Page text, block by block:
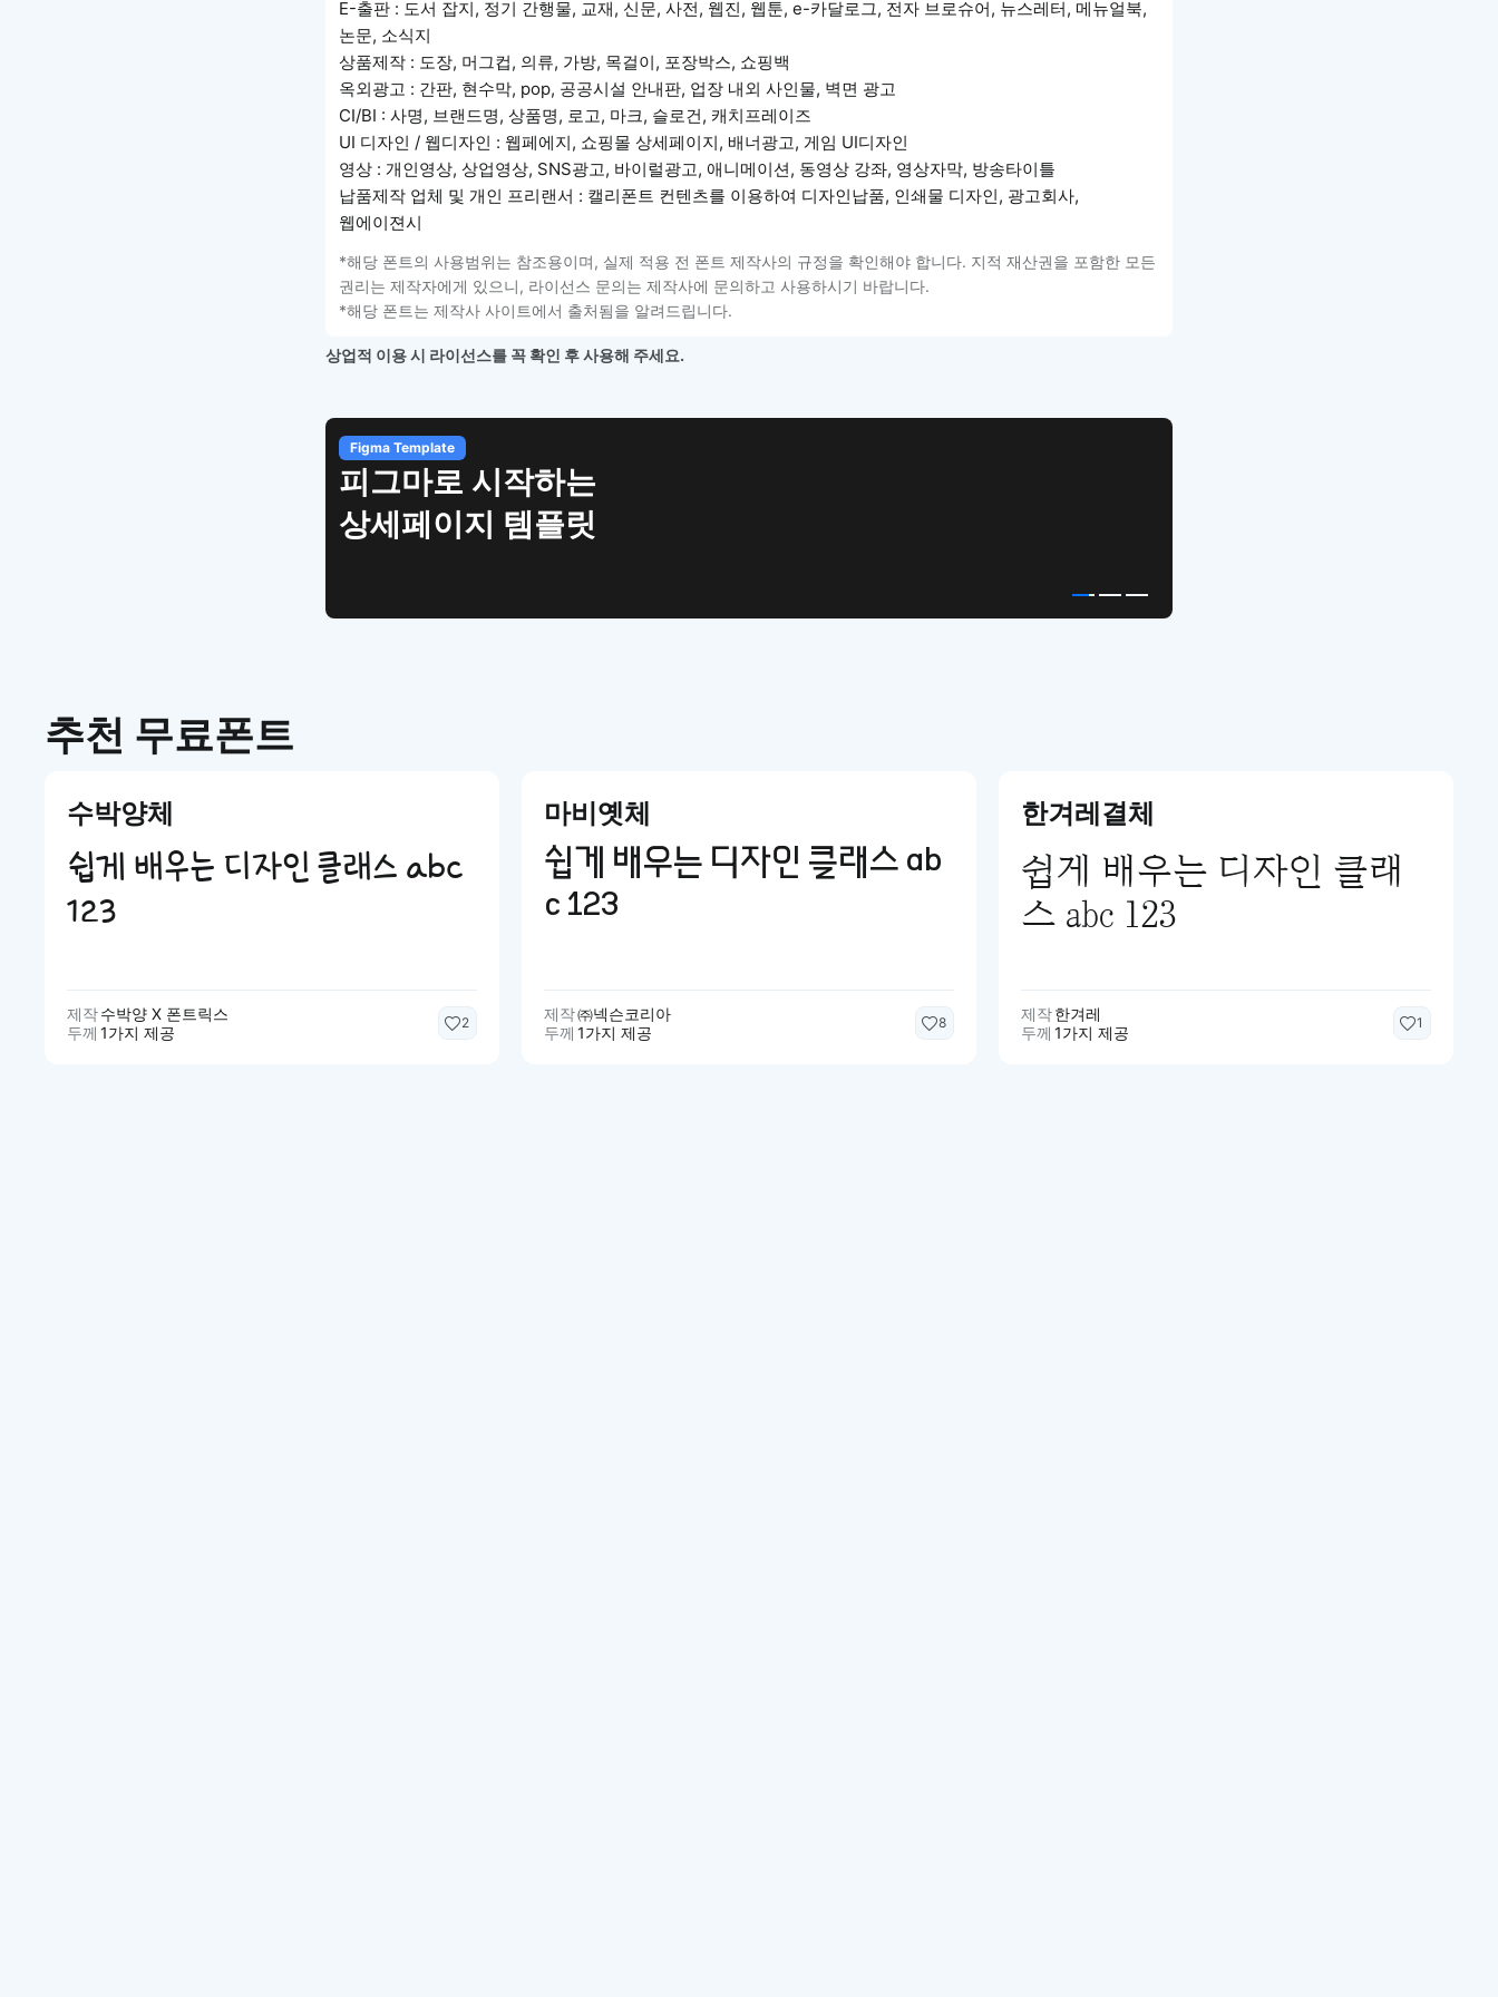
E-출판 : 도서 잡지, 정기 간행물, 교재, 신문, 사전, 웹진, 웹툰, e-카달로그, 전자 브로슈어, 뉴스레터, 메뉴얼북,
논문, 소식지
상품제작 : 도장, 머그컵, 의류, 가방, 목걸이, 포장박스, 쇼핑백
옥외광고 : 간판, 현수막, pop, 공공시설 안내판, 업장 내외 사인물, 벽면 광고
CI/BI : 사명, 브랜드명, 상품명, 로고, 마크, 슬로건, 캐치프레이즈
UI 디자인 / 웹디자인 : 웹페에지, 쇼핑몰 상세페이지, 배너광고, 게임 UI디자인
영상 : 개인영상, 상업영상, SNS광고, 바이럴광고, 애니메이션, 동영상 강좌, 영상자막, 방송타이틀
납품제작 업체 및 개인 프리랜서 : 캘리폰트 컨텐츠를 이용하여 디자인납품, 인쇄물 디자인, 광고회사,
웹에이젼시
*해당 폰트의 사용범위는 참조용이며, 실제 적용 전 폰트 제작사의 규정을 확인해야 합니다. 지적 재산권을 포함한 모든
권리는 제작자에게 있으니, 라이선스 문의는 제작사에 문의하고 사용하시기 바랍니다.
*해당 폰트는 제작사 사이트에서 출처됨을 알려드립니다.
상업적 이용 시 라이선스를 꼭 확인 후 사용해 주세요.
Figma Template
피그마로 시작하는
상세페이지 템플릿
추천 무료폰트
수박양체
쉽게 배우는 디자인 클래스 abc
123
제작수박양 X 폰트릭스
두께 1가지 제공
2
마비옛체
쉽게 배우는 디자인 클래스 ab
c 123
제작㈜넥슨코리아
두께 1가지 제공
8
한겨레결체
쉽게 배우는 디자인 클래
스 abc 123
제작한겨레
두께 1가지 제공
1